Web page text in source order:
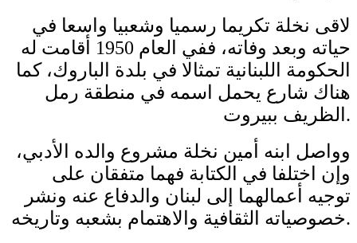
لاقى نخلة تكريما رسميا وشعبيا واسعا في
حياته وبعد وفاته، ففي العام 1950 أقامت له
الحكومة اللبنانية تمثالا في بلدة الباروك، كما
هناك شارع يحمل اسمه في منطقة رمل
الظريف ببيروت.
وواصل ابنه أمين نخلة مشروع والده الأدبي،
وإن اختلفا في الكتابة فهما متفقان على
توجيه أعمالهما إلى لبنان والدفاع عنه ونشر
خصوصياته الثقافية والاهتمام بشعبه وتاريخه.